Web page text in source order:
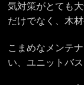
気対策がとても
だけでなく、木
こまめなメンテ
い、ユニットバ